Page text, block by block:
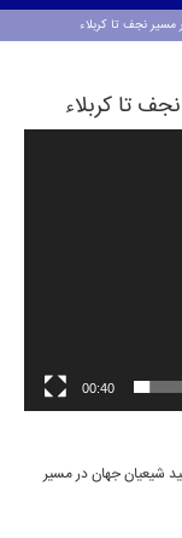
مسیر نجف تا کربلاء
تا کربلاء
00:40
شیعیان جهان در مسیر